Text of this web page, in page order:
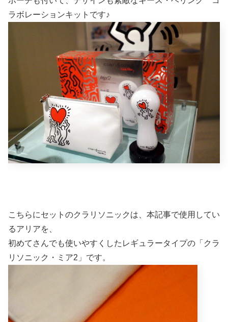
ラボレーションキットです♪
こちらにセットのクラリソニックは、本記事で使用してい
るアリアを、
初めてさんでも使いやすくしたレギュラータイプの「クラ
リソニック・ミア2」です。